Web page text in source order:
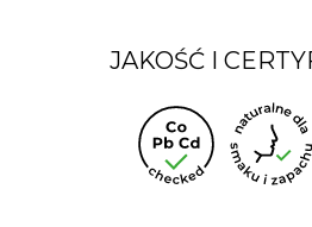
JAKOŚĆ I